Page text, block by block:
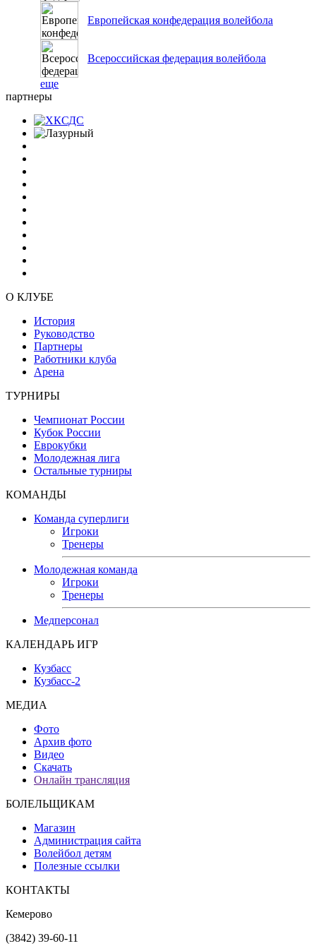
Европейская конфедерация волейбола
Всероссийская федерация волейбола
еще
партнеры
О КЛУБЕ
История
Руководство
Партнеры
Работники клуба
Арена
ТУРНИРЫ
Чемпионат России
Кубок России
Еврокубки
Молодежная лига
Остальные турниры
КОМАНДЫ
Команда суперлиги
Игроки
Тренеры
Молодежная команда
Игроки
Тренеры
Медперсонал
КАЛЕНДАРЬ ИГР
Кузбасс
Кузбасс-2
МЕДИА
Фото
Архив фото
Видео
Скачать
Онлайн трансляция
БОЛЕЛЬЩИКАМ
Магазин
Администрация сайта
Волейбол детям
Полезные ссылки
КОНТАКТЫ
Кемерово
(3842) 39-60-11